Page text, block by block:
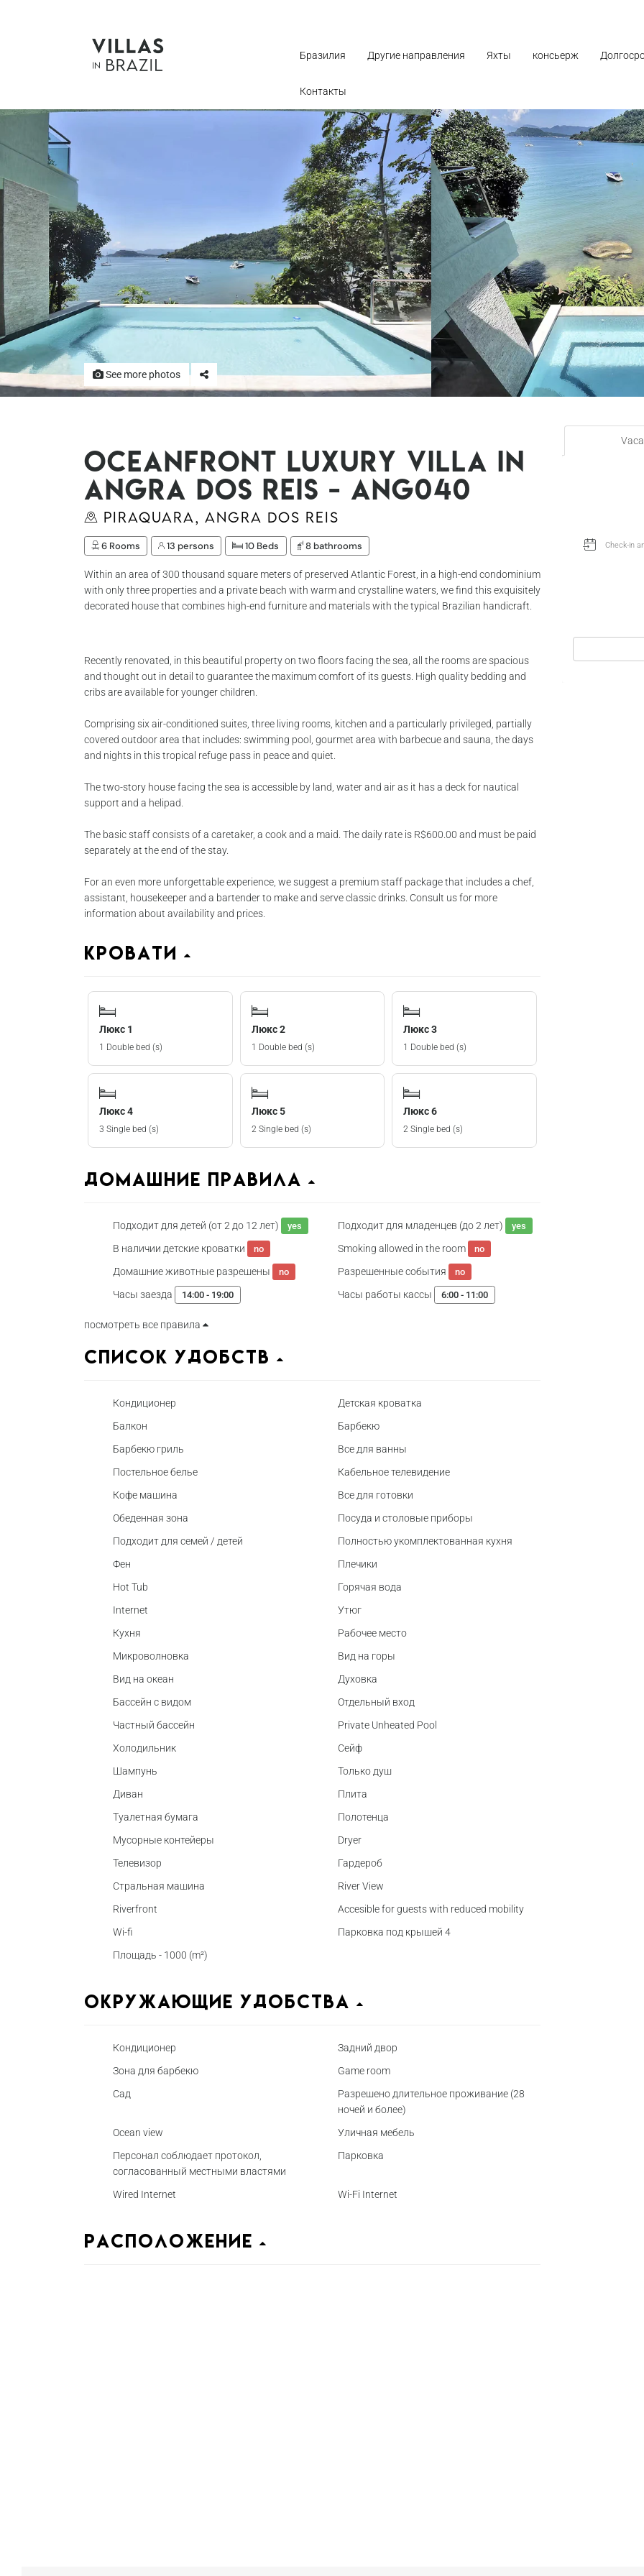
Бразилия Другие направления Яхты консьерж
Контакты
See more photos
Oceanfront luxury villa in
Angra dos Reis - Ang040
Piraquara, Angra dos Reis
6 Rooms 13 persons 10 Beds 8 bathrooms
Within an area of 300 thousand square meters of preserved Atlantic Forest, in a high-end condominium
with only three properties and a private beach with warm and crystalline waters, we find this exquisitely
decorated house that combines high-end furniture and materials with the typical Brazilian handicraft.
Recently renovated, in this beautiful property on two floors facing the sea, all the rooms are spacious
and thought out in detail to guarantee the maximum comfort of its guests. High quality bedding and
cribs are available for younger children.
Comprising six air-conditioned suites, three living rooms, kitchen and a particularly privileged, partially
covered outdoor area that includes: swimming pool, gourmet area with barbecue and sauna, the days
and nights in this tropical refuge pass in peace and quiet.
The two-story house facing the sea is accessible by land, water and air as it has a deck for nautical
support and a helipad.
The basic staff consists of a caretaker, a cook and a maid. The daily rate is R$600.00 and must be paid
separately at the end of the stay.
For an even more unforgettable experience, we suggest a premium staff package that includes a chef,
assistant, housekeeper and a bartender to make and serve classic drinks. Consult us for more
information about availability and prices.
Кровати
Люкс 1
1 Double bed (s)
Люкс 2
1 Double bed (s)
Люкс 3
1 Double bed (s)
Люкс 4
3 Single bed (s)
Люкс 5
2 Single bed (s)
Люкс 6
2 Single bed (s)
домашние правила
Подходит для детей (от 2 до 12 лет) yes Подходит для младенцев (до 2 лет) yes
В наличии детские кроватки no Smoking allowed in the room no
Домашние животные разрешены no Разрешенные события no
Часы заезда 14:00 - 19:00 Часы работы кассы 6:00 - 11:00
посмотреть все правила
Список удобств
Кондиционер
Детская кроватка
Балкон
Барбекю
Барбекю гриль
Все для ванны
Постельное белье
Кабельное телевидение
Кофе машина
Все для готовки
Обеденная зона
Посуда и столовые приборы
Подходит для семей / детей
Полностью укомплектованная кухня
Фен
Плечики
Hot Tub
Горячая вода
Internet
Утюг
Кухня
Рабочее место
Микроволновка
Вид на горы
Вид на океан
Духовка
Бассейн с видом
Отдельный вход
Частный бассейн
Private Unheated Pool
Холодильник
Сейф
Шампунь
Только душ
Диван
Плита
Туалетная бумага
Полотенца
Мусорные контейеры
Dryer
Телевизор
Гардероб
Стральная машина
River View
Riverfront
Accesible for guests with reduced mobility
Wi-fi
Парковка под крышей 4
Площадь - 1000 (m²)
Окружающие удобства
Кондиционер
Задний двор
Зона для барбекю
Game room
Сад
Разрешено длительное проживание (28
ночей и более)
Ocean view
Уличная мебель
Персонал соблюдает протокол,
согласованный местными властями
Парковка
Wired Internet Wi-Fi Internet
Расположение